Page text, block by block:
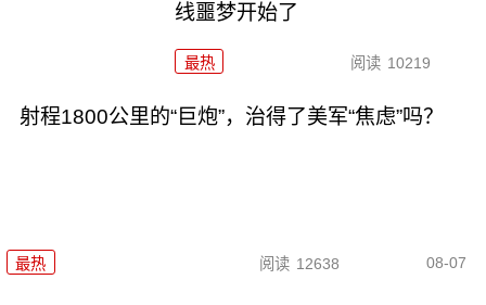
线噩梦开始了
最热 阅读 10219
射程1800公里的“巨炮”，治得了美军“焦虑”吗？
最热 阅读 12638 08-07